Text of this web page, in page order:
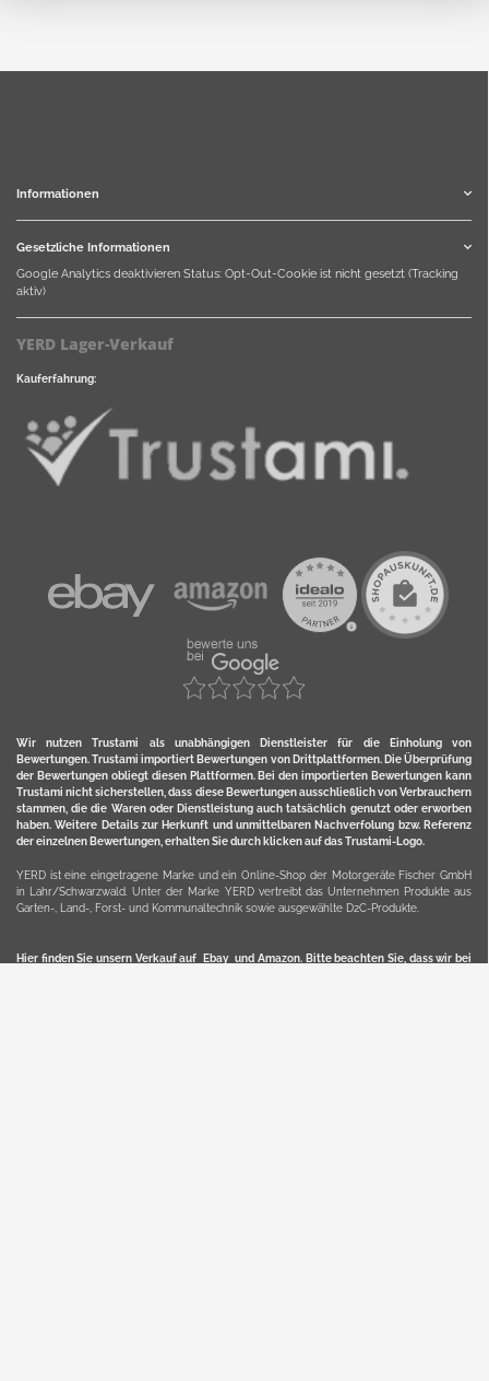
Informationen
Gesetzliche Informationen
Google Analytics deaktivieren Status: Opt-Out-Cookie ist nicht gesetzt (Tracking
aktiv)
YERD Lager-Verkauf
Kauferfahrung:
Wir nutzen Trustami als unabhängigen Dienstleister für die Einholung von
Bewertungen. Trustami importiert Bewertungen von Drittplattformen. Die Überprüfung
der Bewertungen obliegt diesen Plattformen. Bei den importierten Bewertungen kann
Trustami nicht sicherstellen, dass diese Bewertungen ausschließlich von Verbrauchern
stammen, die die Waren oder Dienstleistung auch tatsächlich genutzt oder erworben
haben. Weitere Details zur Herkunft und unmittelbaren Nachverfolung bzw. Referenz
der einzelnen Bewertungen, erhalten Sie durch klicken auf das Trustami-Logo.
YERD ist eine eingetragene Marke und ein Online-Shop der Motorgeräte Fischer GmbH
in Lahr/Schwarzwald. Unter der Marke YERD vertreibt das Unternehmen Produkte aus
Garten-, Land-, Forst- und Kommunaltechnik sowie ausgewählte D2C-Produkte.
Hier finden Sie unsern Verkauf auf Ebayund Amazon. Bitte beachten Sie, dass wir bei